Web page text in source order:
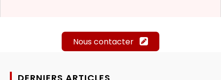
Nous contacter